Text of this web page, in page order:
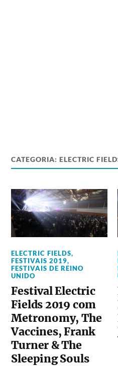
CATEGORIA:ELECTRIC
ELECTRIC FIELDS,
FESTIVAIS 2019,
FESTIVAIS DE REINO
UNIDO
Festival Electric
Fields 2019 com
Metronomy, The
Vaccines, Frank
Turner & The
Sleeping Souls